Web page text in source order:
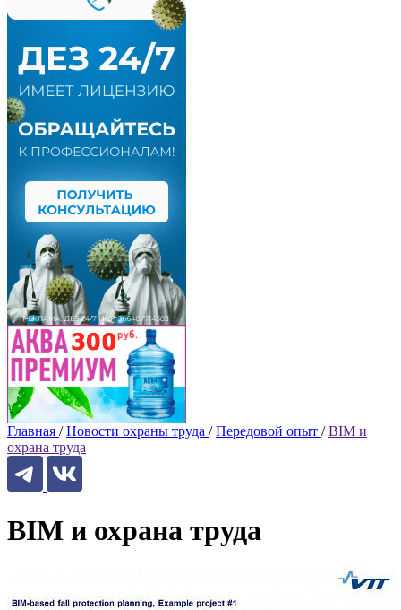
Главная / Новости охраны труда / Передовой опыт / BIM и
охрана труда
BIM и охрана труда